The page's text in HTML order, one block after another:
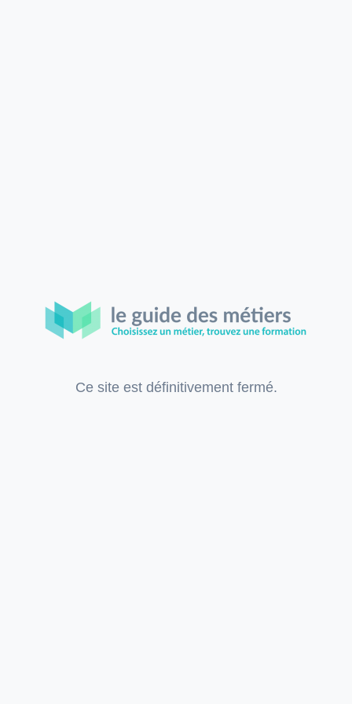
Ce site est définitivement fermé.